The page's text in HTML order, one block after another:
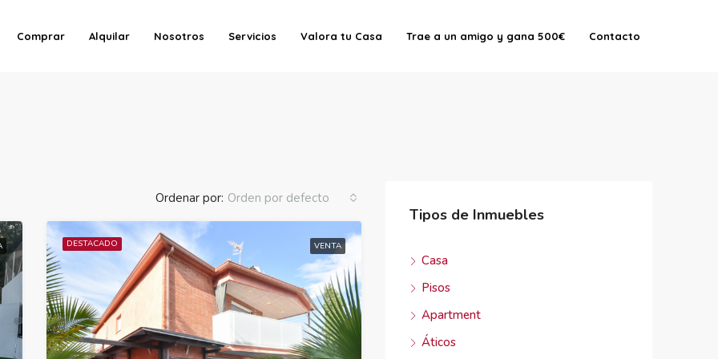
Comprar Alquilar Nosotros Servicios Valora tu Casa Trae a un amigo y gana 500€ Contacto
Ordenar por: Orden por defecto
DESTACADO VENTA
Tipos de Inmuebles
Casa
Pisos
Apartment
Áticos